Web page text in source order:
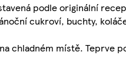
podle originální
cukroví, buchty,
chladném místě. Teprve